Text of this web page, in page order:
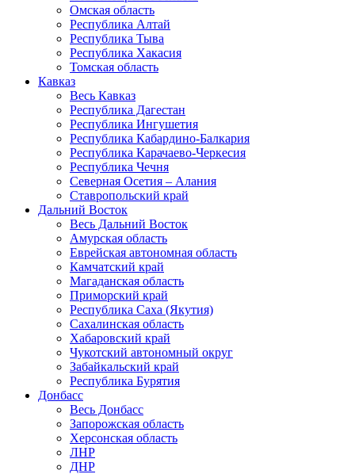
Омская область
Республика Алтай
Республика Тыва
Республика Хакасия
Томская область
Кавказ
Весь Кавказ
Республика Дагестан
Республика Ингушетия
Республика Кабардино-Балкария
Республика Карачаево-Черкесия
Республика Чечня
Северная Осетия – Алания
Ставропольский край
Дальний Восток
Весь Дальний Восток
Амурская область
Еврейская автономная область
Камчатский край
Магаданская область
Приморский край
Республика Саха (Якутия)
Сахалинская область
Хабаровский край
Чукотский автономный округ
Забайкальский край
Республика Бурятия
Донбасс
Весь Донбасс
Запорожская область
Херсонская область
ЛНР
ДНР